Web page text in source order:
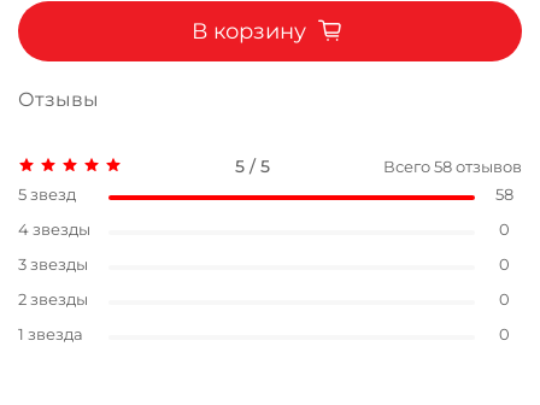
В корзину
Отзывы
5 / 5 Всего58отзывов
5 звезд
58
4 звезды
0
3 звезды
0
2 звезды
0
1 звезда
0